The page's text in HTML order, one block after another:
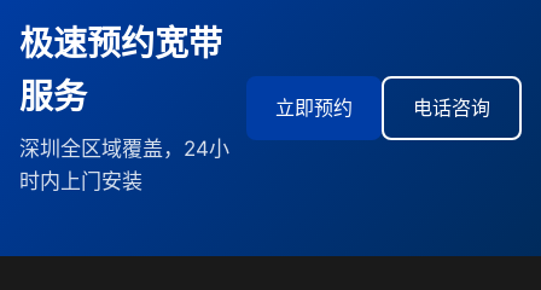
极速预约宽带
服务
深圳全区域覆盖，24小
时内上门安装
立即预约 电话咨询